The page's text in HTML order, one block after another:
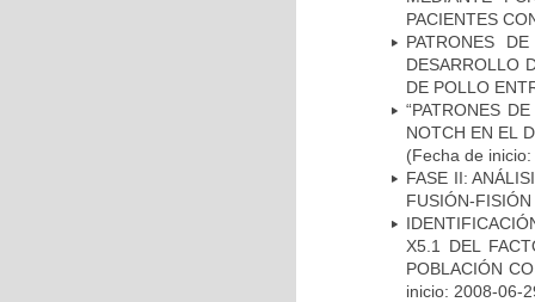
PACIENTES
PATRONES
DESARROLLO
DE POLLO
“PATRONES
NOTCH EN EL
(Fecha de
FASE II:
FUSIÓN-
X5.1 DEL
POBLACIÓN
inicio: 2008-06-